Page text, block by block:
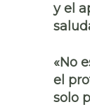
y el
«No
el
solo